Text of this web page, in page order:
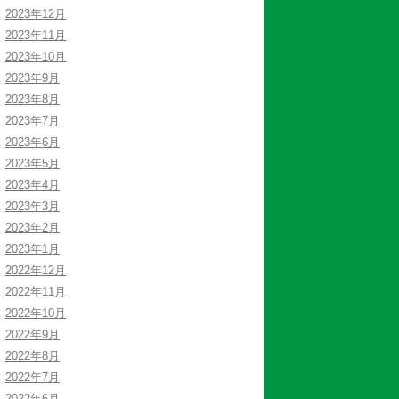
2023年12月
2023年11月
2023年10月
2023年9月
2023年8月
2023年7月
2023年6月
2023年5月
2023年4月
2023年3月
2023年2月
2023年1月
2022年12月
2022年11月
2022年10月
2022年9月
2022年8月
2022年7月